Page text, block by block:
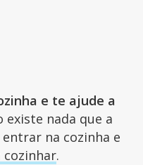
e te ajude a
existe nada que a
na cozinha e
cozinhar.